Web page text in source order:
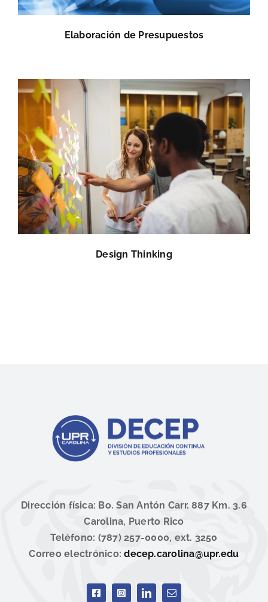
Elaboración de Presupuestos
Design Thinking
Dirección física: Bo. San Antón Carr. 887 Km. 3.6
Carolina, Puerto Rico
Teléfono: (787) 257-0000, ext. 3250
Correo electrónico:decep.carolina@upr.edu